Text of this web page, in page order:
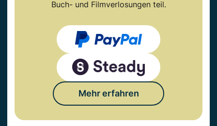
Buch- und Filmverlosungen teil.
Mehr erfahren